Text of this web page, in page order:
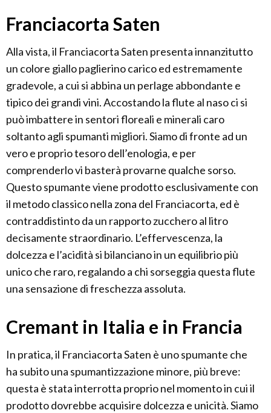
Franciacorta Saten
Alla vista, il Franciacorta Saten presenta innanzitutto
un colore giallo paglierino carico ed estremamente
gradevole, a cui si abbina un perlage abbondante e
tipico dei grandi vini. Accostando la flute al naso ci si
può imbattere in sentori floreali e minerali caro
soltanto agli spumanti migliori. Siamo di fronte ad un
vero e proprio tesoro dell’enologia, e per
comprenderlo vi basterà provarne qualche sorso.
Questo spumante viene prodotto esclusivamente con
il metodo classico nella zona del Franciacorta, ed è
contraddistinto da un rapporto zucchero al litro
decisamente straordinario. L’effervescenza, la
dolcezza e l’acidità si bilanciano in un equilibrio più
unico che raro, regalando a chi sorseggia questa flute
una sensazione di freschezza assoluta.
Cremant in Italia e in Francia
In pratica, il Franciacorta Saten è uno spumante che
ha subito una spumantizzazione minore, più breve:
questa è stata interrotta proprio nel momento in cui il
prodotto dovrebbe acquisire dolcezza e unicità. Siamo